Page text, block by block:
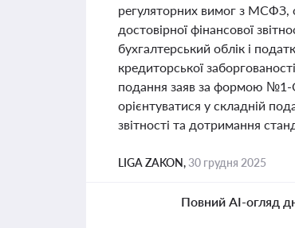
регуляторних вимог з МСФЗ,
достовірної фінансової
бухгалтерський облік і
кредиторської
подання заяв за формою №1-
орієнтуватися у складній
звітності та дотримання
LIGA ZAKON,30 грудня 2025
Повний AI-огляд